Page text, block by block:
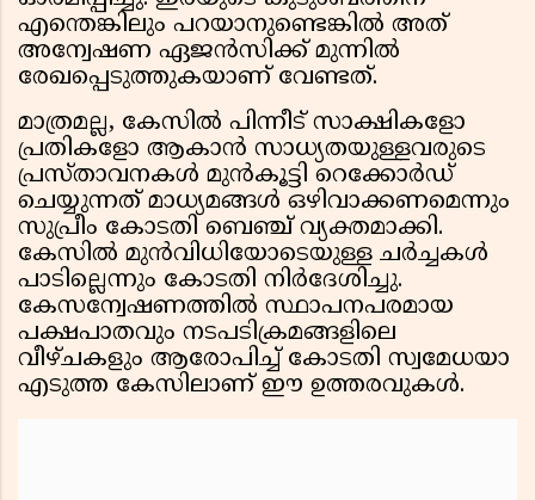
എന്തെങ്കിലും പറയാനുണ്ടെങ്കിൽ അത്
അന്വേഷണ ഏജൻസിക്ക് മുന്നിൽ
രേഖപ്പെടുത്തുകയാണ് വേണ്ടത്.
മാത്രമല്ല, കേസിൽ പിന്നീട് സാക്ഷികളോ
പ്രതികളോ ആകാൻ സാധ്യതയുള്ളവരുടെ
പ്രസ്താവനകൾ മുൻകൂട്ടി റെക്കോർഡ്
ചെയ്യുന്നത് മാധ്യമങ്ങൾ ഒഴിവാക്കണമെന്നും
സുപ്രീം കോടതി ബെഞ്ച് വ്യക്തമാക്കി.
കേസിൽ മുൻവിധിയോടെയുള്ള ചർച്ചകൾ
പാടില്ലെന്നും കോടതി നിർദേശിച്ചു.
കേസന്വേഷണത്തിൽ സ്ഥാപനപരമായ
പക്ഷപാതവും നടപടിക്രമങ്ങളിലെ
വീഴ്ചകളും ആരോപിച്ച് കോടതി സ്വമേധയാ
എടുത്ത കേസിലാണ് ഈ ഉത്തരവുകൾ.